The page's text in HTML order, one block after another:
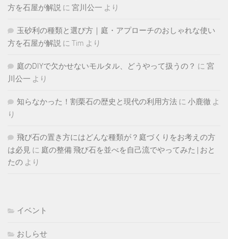
方を石屋が解説 に 宮川公一 より
玉砂利の種類と選び方｜庭・アプローチのおしゃれな使い
方を石屋が解説 に Tim より
庭のDIYで欠かせないモルタル、どうやって扱うの？ に 宮
川公一 より
知らなかった！割栗石の歴史と現代の利用方法 に 小鹿徹 よ
り
飛び石の置き方にはどんな種類が？庭づくりをお考えの方
は必見 に 庭の整備 飛び石を並べを自己流でやってみた | おと
たの より
イベント
おしらせ